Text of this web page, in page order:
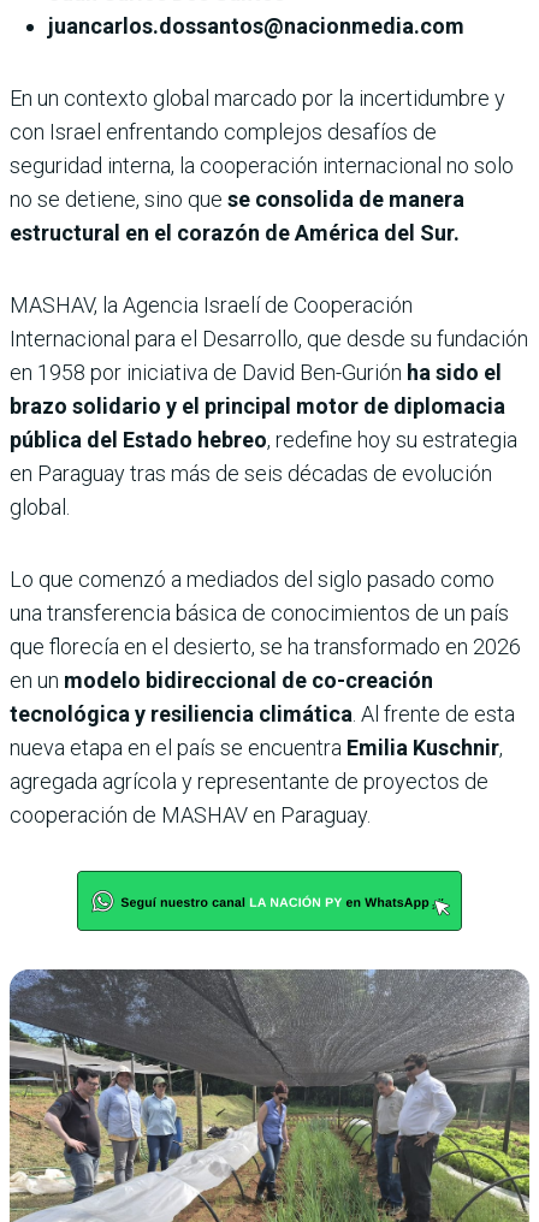
juancarlos.dossantos@nacionmedia.com
En un contexto global marcado por la incertidumbre y
con Israel enfrentando complejos desafíos de
seguridad interna, la cooperación internacional no solo
no se detiene, sino que se consolida de manera
estructural en el corazón de América del Sur.
MASHAV, la Agencia Israelí de Cooperación
Internacional para el Desarrollo, que desde su fundación
en 1958 por iniciativa de David Ben-Gurión ha sido el
brazo solidario y el principal motor de diplomacia
pública del Estado hebreo, redefine hoy su estrategia
en Paraguay tras más de seis décadas de evolución
global.
Lo que comenzó a mediados del siglo pasado como
una transferencia básica de conocimientos de un país
que florecía en el desierto, se ha transformado en 2026
en un modelo bidireccional de co-creación
tecnológica y resiliencia climática . Al frente de esta
nueva etapa en el país se encuentra Emilia Kuschnir,
agregada agrícola y representante de proyectos de
cooperación de MASHAV en Paraguay.